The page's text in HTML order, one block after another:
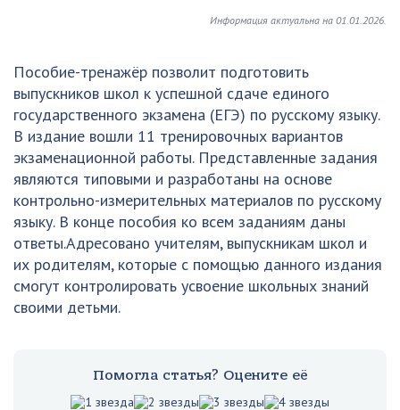
Информация актуальна на 01.01.2026.
Пособие-тренажёр позволит подготовить
выпускников школ к успешной сдаче единого
государственного экзамена (ЕГЭ) по русскому языку.
В издание вошли 11 тренировочных вариантов
экзаменационной работы. Представленные задания
являются типовыми и разработаны на основе
контрольно-измерительных материалов по русскому
языку. В конце пособия ко всем заданиям даны
ответы.Адресовано учителям, выпускникам школ и
их родителям, которые с помощью данного издания
смогут контролировать усвоение школьных знаний
своими детьми.
Помогла статья? Оцените её